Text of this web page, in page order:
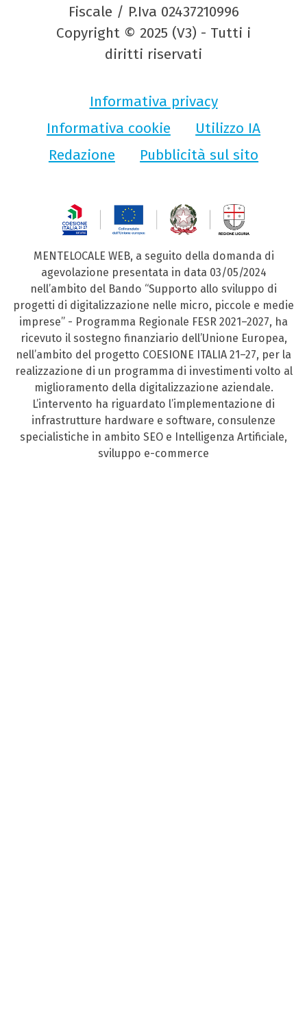
Fiscale / P.Iva 02437210996
Copyright © 2025 (V3) - Tutti i
diritti riservati
Informativa privacy
Informativa cookie
Utilizzo IA
Redazione
Pubblicità sul sito
MENTELOCALE WEB, a seguito della domanda di
agevolazione presentata in data 03/05/2024
nell’ambito del Bando “Supporto allo sviluppo di
progetti di digitalizzazione nelle micro, piccole e medie
imprese” - Programma Regionale FESR 2021–2027, ha
ricevuto il sostegno finanziario dell’Unione Europea,
nell’ambito del progetto COESIONE ITALIA 21–27, per la
realizzazione di un programma di investimenti volto al
miglioramento della digitalizzazione aziendale.
L’intervento ha riguardato l’implementazione di
infrastrutture hardware e software, consulenze
specialistiche in ambito SEO e Intelligenza Artificiale,
sviluppo e-commerce